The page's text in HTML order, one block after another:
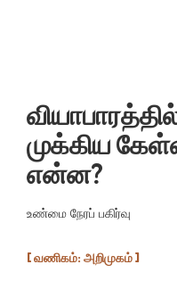
முக்கிய
என்ன?
உண்மை நேரப் பகிர்வு
[ வணிகம்: அறிமுகம் ]